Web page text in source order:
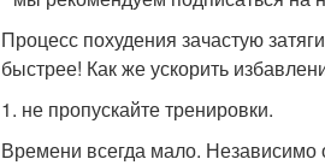
Процесс похудения зачастую
быстрее! Как же ускорить
1. не пропускайте тренировки.
Времени всегда мало. Независимо